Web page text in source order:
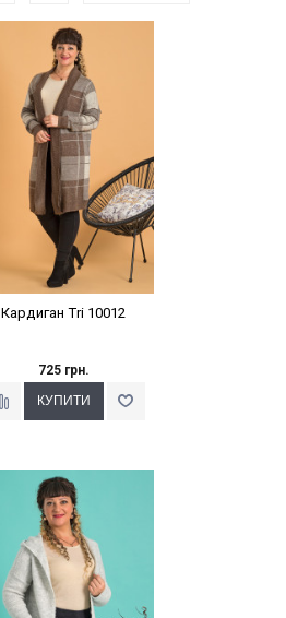
Наклейки Варіант з %
Кардиган Tri 10012
725 грн.
Наклейки Варіант з %